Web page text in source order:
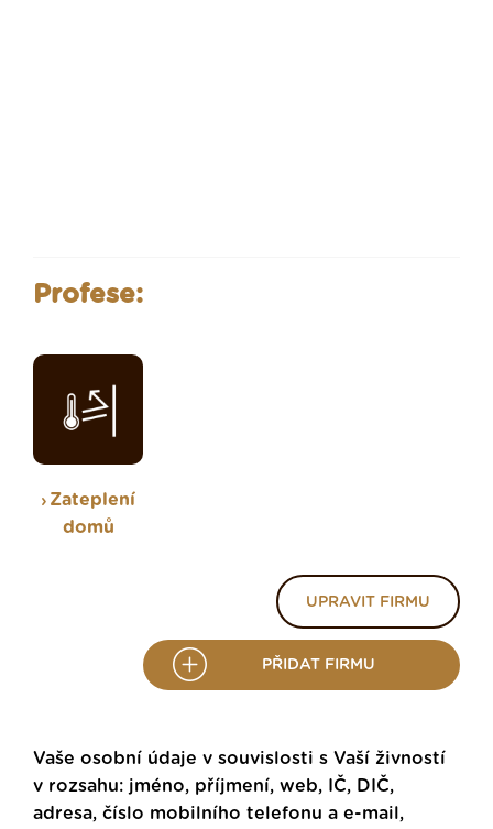
Profese:
Zateplení
domů
UPRAVIT FIRMU
PŘIDAT FIRMU
Vaše osobní údaje v souvislosti s Vaší živností
v rozsahu: jméno, příjmení, web, IČ, DIČ,
adresa, číslo mobilního telefonu a e-mail,